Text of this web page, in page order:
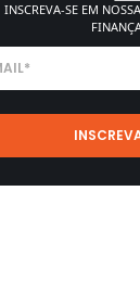
INSCREVA-SE EM NOSSA